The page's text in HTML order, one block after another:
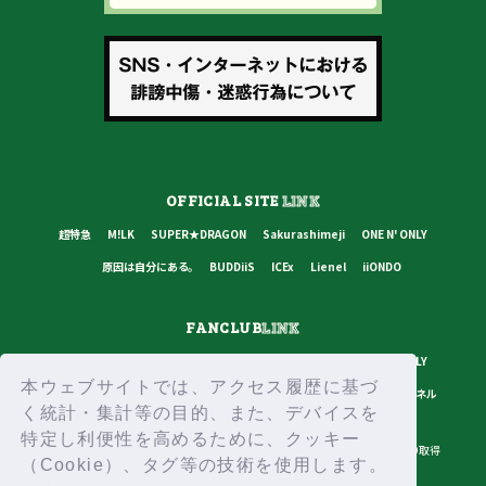
本ウェブサイトでは、アクセス履歴に基づ
く統計・集計等の目的、また、デバイスを
特定し利便性を高めるために、クッキー
（Cookie）、タグ等の技術を使用します。
OFFICIAL SITELINK
超特急 M!LK SUPER★DRAGON Sakurashimeji
ONE N' ONLY
原因は自分にある。
BUDDiiS ICEx Lienel iiONDO
FANCLUBLINK
ONE N' ONLY
原因は自分にある。
BUDDiiS ICEx Lienel スターダストチャンネル
プライバシーポリシー ご利用規約 推奨環境 ヘルプ・お問い合わせ
ID取得